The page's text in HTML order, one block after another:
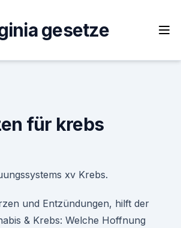
gesetze
für krebs
xv Krebs.
und Entzündungen, hilft der
& Krebs: Welche Hoffnung